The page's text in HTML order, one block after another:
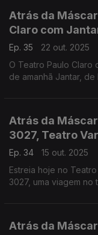
Atrás da
Claro com
Ep. 35
22 out. 2025
O Teatro Paulo Claro
de amanhã Jantar,
Atrás da
3027, Teatro
Ep. 34
15 out. 2025
Estreia hoje no
3027, uma viagem
Atrás da